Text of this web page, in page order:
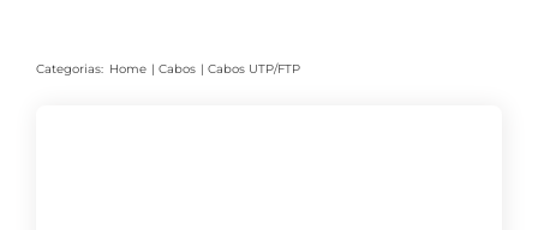
Categorias: Home Cabos Cabos UTP/FTP